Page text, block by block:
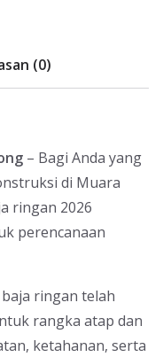
(0)
– Bagi Anda yang
di Muara
ringan 2026
perencanaan
ringan telah
rangka atap dan
ketahanan, serta